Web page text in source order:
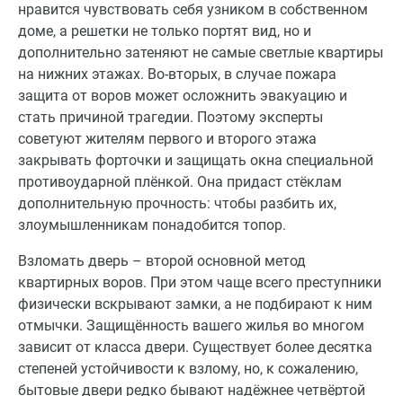
нравится чувствовать себя узником в собственном
доме, а решетки не только портят вид, но и
дополнительно затеняют не самые светлые квартиры
на нижних этажах. Во-вторых, в случае пожара
защита от воров может осложнить эвакуацию и
стать причиной трагедии. Поэтому эксперты
советуют жителям первого и второго этажа
закрывать форточки и защищать окна специальной
противоударной плёнкой. Она придаст стёклам
дополнительную прочность: чтобы разбить их,
злоумышленникам понадобится топор.
Взломать дверь – второй основной метод
квартирных воров. При этом чаще всего преступники
физически вскрывают замки, а не подбирают к ним
отмычки. Защищённость вашего жилья во многом
зависит от класса двери. Существует более десятка
степеней устойчивости к взлому, но, к сожалению,
бытовые двери редко бывают надёжнее четвёртой